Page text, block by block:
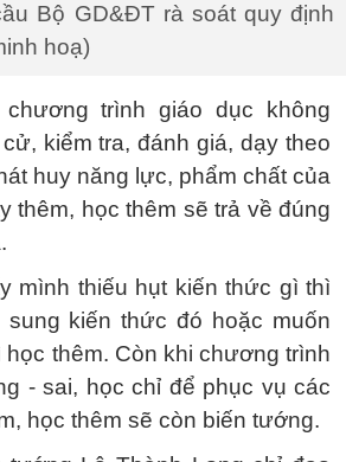
Bộ GD&ĐT rà soát quy định
hoạ)
trình giáo dục không
kiểm tra, đánh giá, dạy theo
huy năng lực, phẩm chất của
thêm, học thêm sẽ trả về đúng
mình thiếu hụt kiến thức gì thì
sung kiến thức đó hoặc muốn
thêm. Còn khi chương trình
- sai, học chỉ để phục vụ các
học thêm sẽ còn biến tướng.